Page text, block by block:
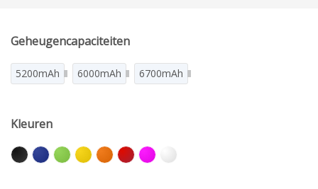
Geheugencapaciteiten
5200mAh 6000mAh 6700mAh
Kleuren